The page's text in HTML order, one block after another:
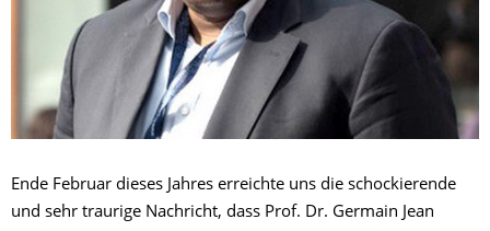
Ende Februar dieses Jahres erreichte uns die schockierende
und sehr traurige Nachricht, dass Prof. Dr. Germain Jean